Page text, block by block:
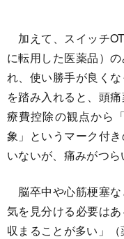
加えて、スイッチ
に転用した医薬品）
れ、使い勝手が良く
を踏み入れると、頭
療費控除の観点から
象」というマーク付
いないが、痛みがつら
脳卒中や心筋梗塞
気を見分ける必要は
収まることが多い」（